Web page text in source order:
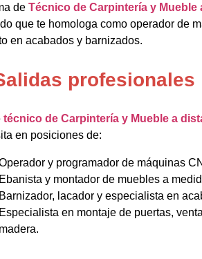
de Técnico de Carpintería y Mueble
que te homologa como operador de
en acabados y barnizados.
profesionales
técnico de Carpintería y Mueble a
en posiciones de:
y programador de máquinas
Ebanista y montador de muebles a
Barnizador, lacador y especialista en
Especialista en montaje de puertas,
madera.